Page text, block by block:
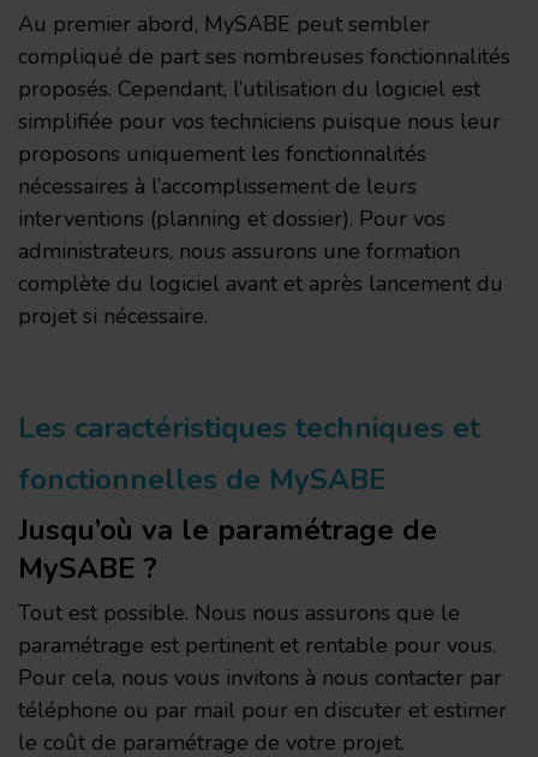
Au premier abord, MySABE peut sembler
compliqué de part ses nombreuses fonctionnalités
proposés. Cependant, l’utilisation du logiciel est
simplifiée pour vos techniciens puisque nous leur
proposons uniquement les fonctionnalités
nécessaires à l’accomplissement de leurs
interventions (planning et dossier). Pour vos
administrateurs, nous assurons une formation
complète du logiciel avant et après lancement du
projet si nécessaire.
Les caractéristiques techniques et
fonctionnelles de MySABE
Jusqu’où va le paramétrage de
MySABE ?
Tout est possible. Nous nous assurons que le
paramétrage est pertinent et rentable pour vous.
Pour cela, nous vous invitons à nous contacter par
téléphone ou par mail pour en discuter et estimer
le coût de paramétrage de votre projet.